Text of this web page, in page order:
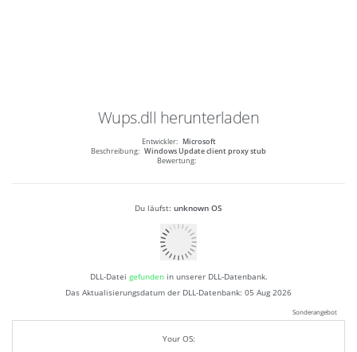
Wups.dll herunterladen
Entwickler: Microsoft
Beschreibung: Windows Update client proxy stub
Bewertung:
Du läufst: unknown OS
DLL-Datei gefunden in unserer DLL-Datenbank.
Das Aktualisierungsdatum der DLL-Datenbank: 05 Aug 2026
Sonderangebot
Your OS: